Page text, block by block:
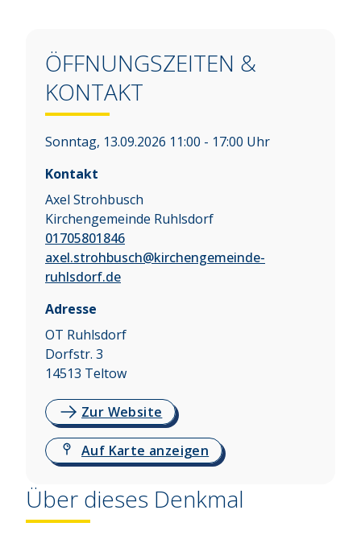
ÖFFNUNGSZEITEN &
KONTAKT
Sonntag, 13.09.2026 11:00 - 17:00 Uhr
Kontakt
Axel Strohbusch
Kirchengemeinde Ruhlsdorf
01705801846
axel.strohbusch@kirchengemeinde-
ruhlsdorf.de
Adresse
OT Ruhlsdorf
Dorfstr. 3
14513 Teltow
Zur Website
Auf Karte anzeigen
Über dieses Denkmal